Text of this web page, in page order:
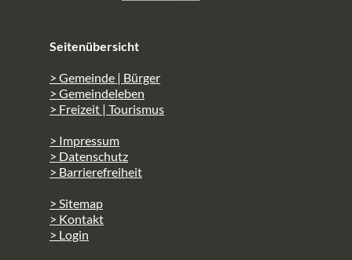
Seitenübersicht
> Gemeinde | Bürger
> Gemeindeleben
> Freizeit | Tourismus
> Impressum
> Datenschutz
> Barrierefreiheit
> Sitemap
> Kontakt
> Login